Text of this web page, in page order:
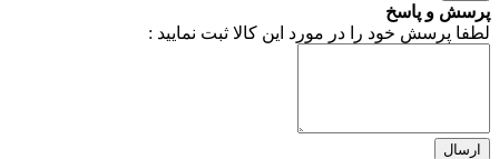
پرسش و پاسخ
لطفا پرسش خود را در مورد این کالا ثبت نمایید :
ارسال